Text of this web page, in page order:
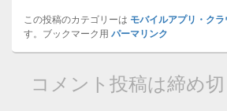
この投稿のカテゴリーは モバイルアプリ・クラ
す。ブックマーク用 パーマリンク
コメント投稿は締め切